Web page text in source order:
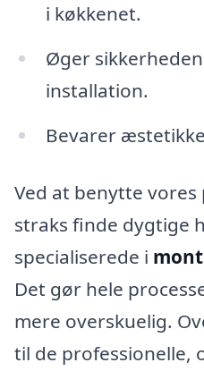
i køkkenet.
Øger
installation.
Bevarer
Ved at benytte
straks finde dygtige
specialiserede i
Det gør hele
mere overskuelig.
til de professionelle,